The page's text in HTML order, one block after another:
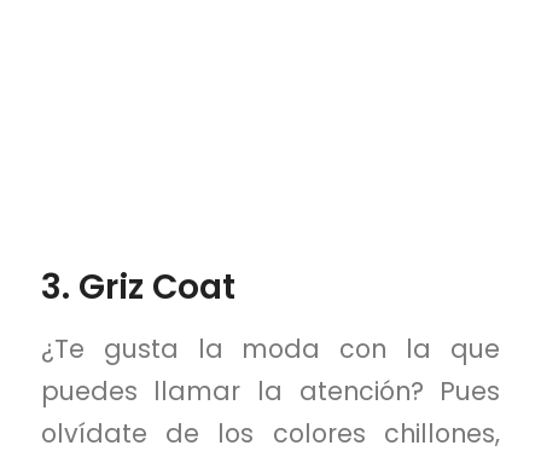
3. Griz Coat
¿Te gusta la moda con la que
puedes llamar la atención? Pues
olvídate de los colores chillones,